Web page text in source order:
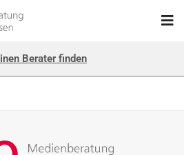
Berater finden